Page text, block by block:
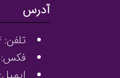
آدرس
تلفن: ۰۲۱۶۶۴۰۹۱۶۴
فکس: ۰۲۱۶۶۱۷۵۰۹۹